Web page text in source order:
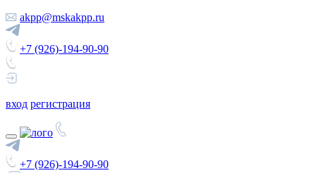
akpp@mskakpp.ru
+7 (926)-194-90-90
вход регистрация
+7 (926)-194-90-90